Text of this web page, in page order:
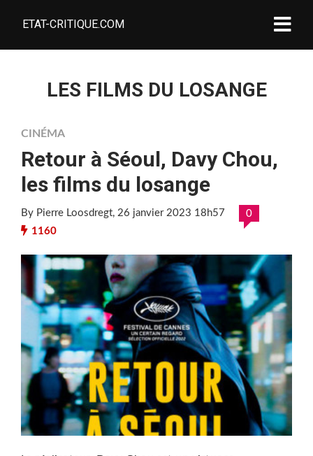
ETAT-CRITIQUE.COM
LES FILMS DU LOSANGE
CINÉMA
Retour à Séoul, Davy Chou,
les films du losange
By Pierre Loosdregt, 26 janvier 2023 18h57
0
1160